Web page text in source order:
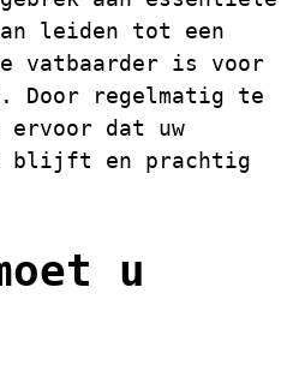
leiden tot een
vatbaarder is voor
Door regelmatig te
ervoor dat uw
blijft en prachtig
u